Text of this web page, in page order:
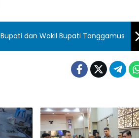
dan Wakil Bupati Tanggamus